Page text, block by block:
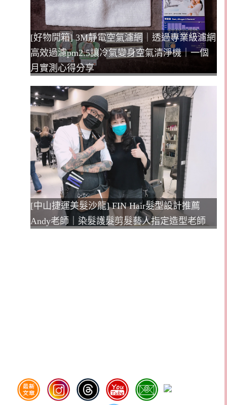
[好物開箱] 3M靜電空氣濾網｜透過專業級濾網
高效過濾pm2.5讓冷氣變身空氣清淨機｜一個
月實測心得分享
[中山捷運美髮沙龍] FIN Hair髮型設計推薦
Andy老師｜染髮護髮剪髮藝人指定造型老師